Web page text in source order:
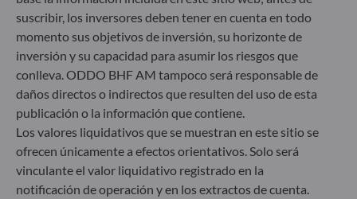
ODDO BHF Asset Management GmbH
Herzogstraße 15
40217 Düsseldorf
Alemania
+49 (0) 211 239 24 01
Gallusanlage 8
60329 Frankfurt am Main
suscribir, los inversores deben tener en cuenta en todo
momento sus objetivos de inversión, su horizonte de
inversión y su capacidad para asumir los riesgos que
conlleva. ODDO BHF AM tampoco será responsable de
daños directos o indirectos que resulten del uso de esta
publicación o la información que contiene.
Los valores liquidativos que se muestran en este sitio se
ofrecen únicamente a efectos orientativos. Solo será
vinculante el valor liquidativo registrado en la
notificación de operación y en los extractos de cuenta.